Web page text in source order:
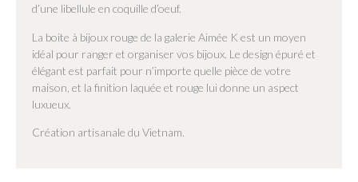
d’une libellule en coquille d’oeuf.
La boite à bijoux rouge de la galerie Aimée K est un moyen
idéal pour ranger et organiser vos bijoux. Le design épuré et
élégant est parfait pour n’importe quelle pièce de votre
maison, et la finition laquée et rouge lui donne un aspect
luxueux.
Création artisanale du Vietnam.